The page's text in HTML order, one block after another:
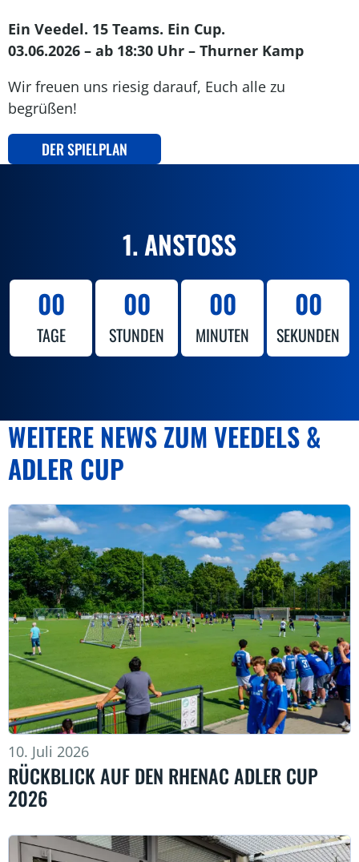
Ein Veedel. 15 Teams. Ein Cup.
03.06.2026 – ab 18:30 Uhr – Thurner Kamp
Wir freuen uns riesig darauf, Euch alle zu
begrüßen!
DER SPIELPLAN
1. ANSTOSS
00
TAGE
00
STUNDEN
00
MINUTEN
00
SEKUNDEN
WEITERE NEWS ZUM VEEDELS &
ADLER CUP
10. Juli 2026
RÜCKBLICK AUF DEN RHENAC ADLER CUP
2026